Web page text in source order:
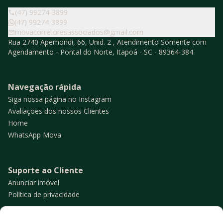
(47) 99274-3899
(47) 99274-3899
movacorretoresassociados@gmail.com
Rua 2740 Apemondi, 66, Unid. 2 , Atendimento Somente com
Agendamento - Pontal do Norte, Itapoá - SC - 89364-384
Navegação rápida
Siga nossa página no Instagram
Avaliações dos nossos Clientes
Home
WhatsApp Mova
Suporte ao Cliente
Anunciar imóvel
Política de privacidade